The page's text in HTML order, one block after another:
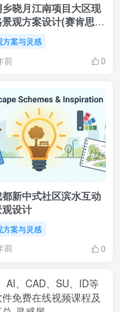
晓月江南项目大区现
观方案设计(赛肯思中
方案与灵感
前 0
新中式社区滨水互动
设计
方案与灵感
前 0